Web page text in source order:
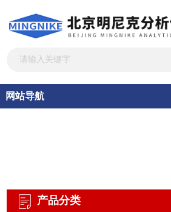
网站导航
产品分类